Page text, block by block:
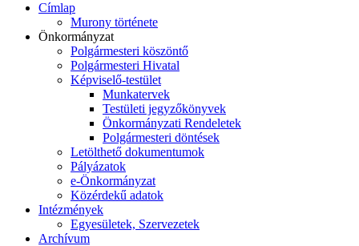
Címlap
Murony története
Önkormányzat
Polgármesteri köszöntő
Polgármesteri Hivatal
Képviselő-testület
Munkatervek
Testületi jegyzőkönyvek
Önkormányzati Rendeletek
Polgármesteri döntések
Letölthető dokumentumok
Pályázatok
e-Önkormányzat
Közérdekű adatok
Intézmények
Egyesületek, Szervezetek
Archívum